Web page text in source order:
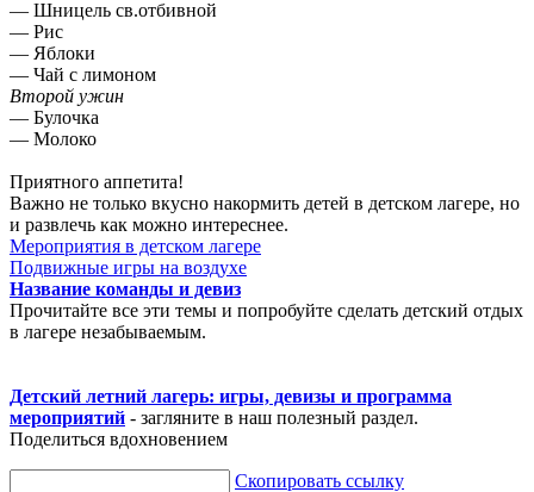
— Шницель св.отбивной
— Рис
— Яблоки
— Чай с лимоном
Второй ужин
— Булочка
— Молоко
Приятного аппетита!
Важно не только вкусно накормить детей в детском лагере, но
и развлечь как можно интереснее.
Мероприятия в детском лагере
Подвижные игры на воздухе
Название команды и девиз
Прочитайте все эти темы и попробуйте сделать детский отдых
в лагере незабываемым.
Детский летний лагерь: игры, девизы и программа
мероприятий - загляните в наш полезный раздел.
Поделиться вдохновением
Скопировать ссылку